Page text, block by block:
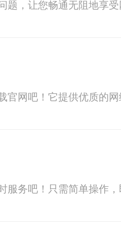
，让您畅通无阻地享受
网吧！它提供优质的
服务吧！只需简单操作